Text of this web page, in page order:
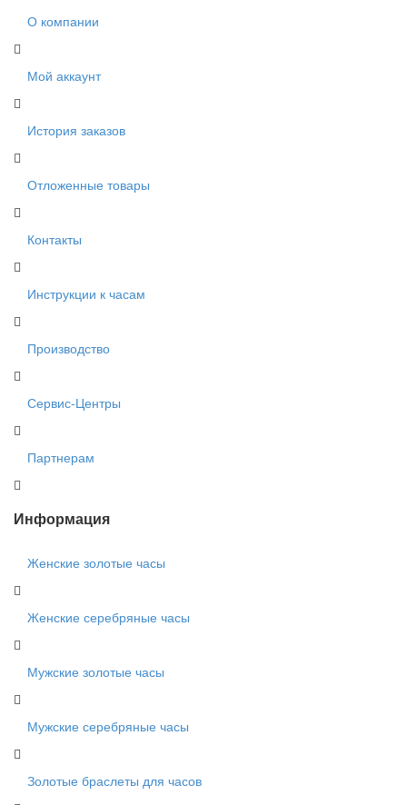
О компании
Мой аккаунт
История заказов
Отложенные товары
Контакты
Инструкции к часам
Производство
Сервис-Центры
Партнерам
Информация
Женские золотые часы
Женские серебряные часы
Мужские золотые часы
Мужские серебряные часы
Золотые браслеты для часов